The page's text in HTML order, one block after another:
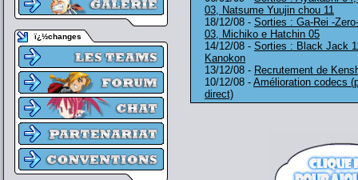
ï¿½changes
03, Natsume Yuujin chou 11
18/12/08 - Sorties : Ga-Rei -
03, Michiko e Hatchin 05
14/12/08 - Sorties : Black Jack
Kanokon
13/12/08 - Recrutement de
10/12/08 - Amélioration codecs
direct)